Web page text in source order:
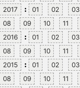
2017
: 01 02 03
08
09 10 11
2016
: 01 02 03
08
09 10 11
2015
: 01 02 03
08
09 10 11